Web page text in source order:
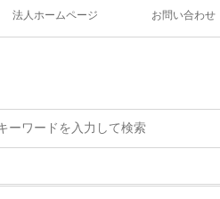
法人ホームページ お問い合わせ